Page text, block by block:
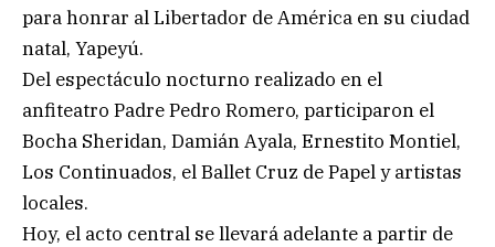
para honrar al Libertador de América en su ciudad
natal, Yapeyú.
Del espectáculo nocturno realizado en el
anfiteatro Padre Pedro Romero, participaron el
Bocha Sheridan, Damián Ayala, Ernestito Montiel,
Los Continuados, el Ballet Cruz de Papel y artistas
locales.
Hoy, el acto central se llevará adelante a partir de